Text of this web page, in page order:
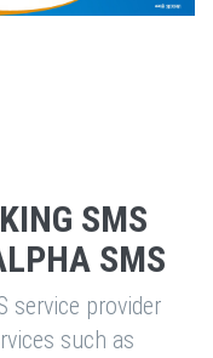
SMS
SMS
service provider
such as